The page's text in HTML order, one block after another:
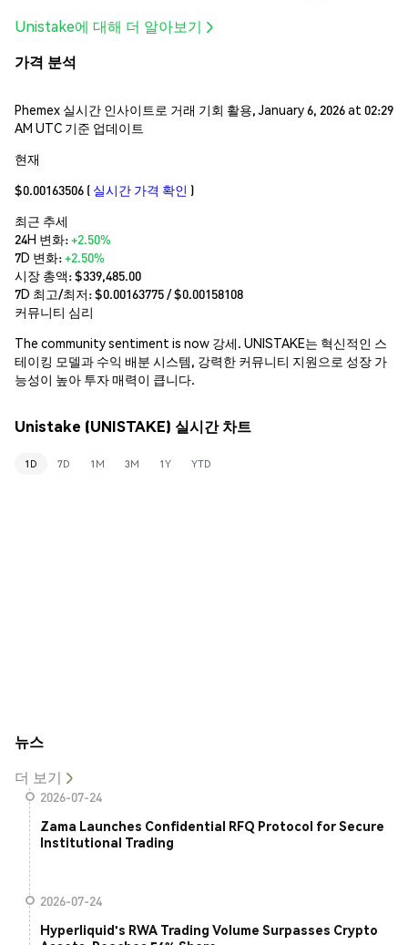
Unistake에 대해 더 알아보기
가격 분석
Phemex 실시간 인사이트로 거래 기회 활용, January 6, 2026 at 02:29
AM UTC 기준 업데이트
현재
$0.00163506 ( 실시간 가격 확인 )
최근 추세
24H 변화:+2.50%
7D 변화:+2.50%
시장 총액:$339,485.00
7D 최고/최저: $0.00163775/ $0.00158108
커뮤니티 심리
The community sentiment is now 강세. UNISTAKE는 혁신적인 스
테이킹 모델과 수익 배분 시스템, 강력한 커뮤니티 지원으로 성장 가
능성이 높아 투자 매력이 큽니다.
Unistake (UNISTAKE) 실시간 차트
1D 7D 1M 3M 1Y YTD
뉴스
더 보기
2026-07-24
Zama Launches Confidential RFQ Protocol for Secure
Institutional Trading
2026-07-24
Hyperliquid's RWA Trading Volume Surpasses Crypto